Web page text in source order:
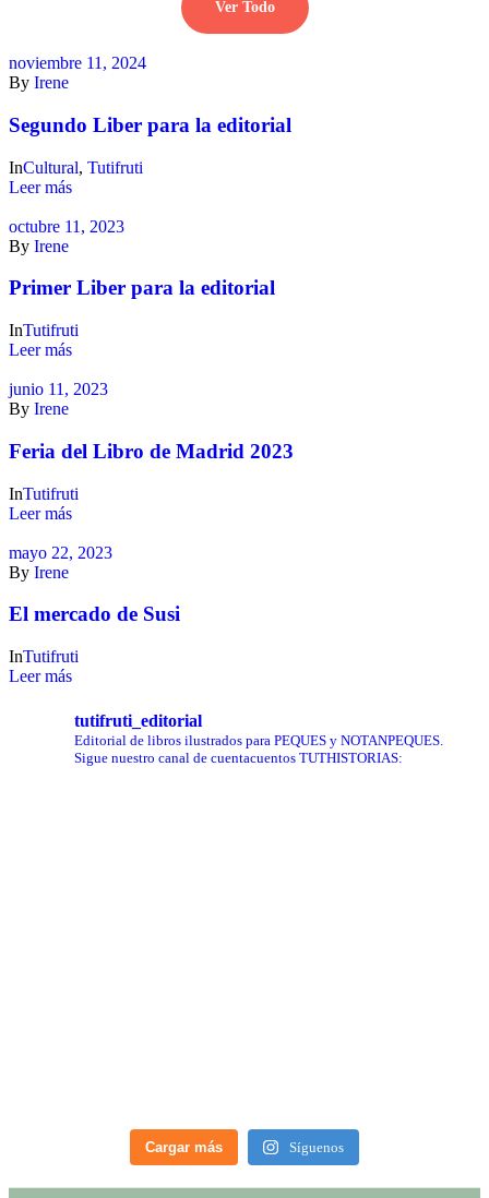
Ver Todo
noviembre 11, 2024
By Irene
Segundo Liber para la editorial
InCultural, Tutifruti
Leer más
octubre 11, 2023
By Irene
Primer Liber para la editorial
InTutifruti
Leer más
junio 11, 2023
By Irene
Feria del Libro de Madrid 2023
InTutifruti
Leer más
mayo 22, 2023
By Irene
El mercado de Susi
InTutifruti
Leer más
tutifruti_editorial
Editorial de libros ilustrados para PEQUES y NOTANPEQUES.
Sigue nuestro canal de cuentacuentos TUTHISTORIAS:
Cargar más Síguenos